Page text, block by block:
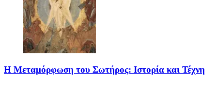
Η Μεταμόρφωση του Σωτήρος: Ιστορία και Τέχνη